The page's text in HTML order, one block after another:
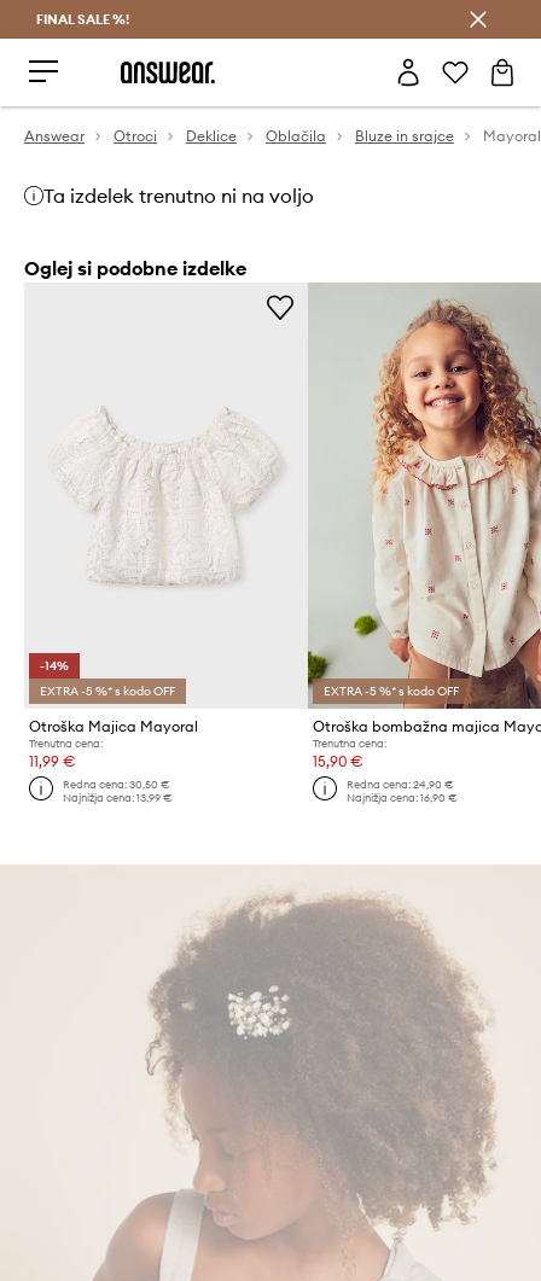
FINAL SALE %!
Answear Otroci Deklice Oblačila Bluze in srajce Mayoral
Ta izdelek trenutno ni na voljo
Oglej si podobne izdelke
-14%
EXTRA -5 %* s kodo OFF
Otroška Majica Mayoral
Trenutna cena:
11,99 €
Redna cena:30,50 €
Najnižja cena:13,99 €
EXTRA -5 %* s kodo OFF
Otroška bombažna majica
Trenutna cena:
15,90 €
Redna cena: 24,90 €
Najnižja cena: 16,90 €